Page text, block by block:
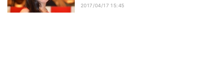
2017/04/17 15:45